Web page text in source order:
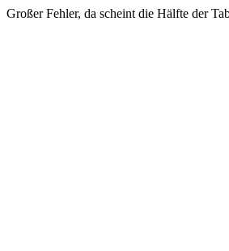
Großer Fehler, da scheint die Hälfte der